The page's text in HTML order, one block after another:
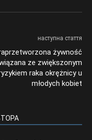
наступна стаття
żywność
ze zwiększonym
raka okrężnicy u
młodych kobiet